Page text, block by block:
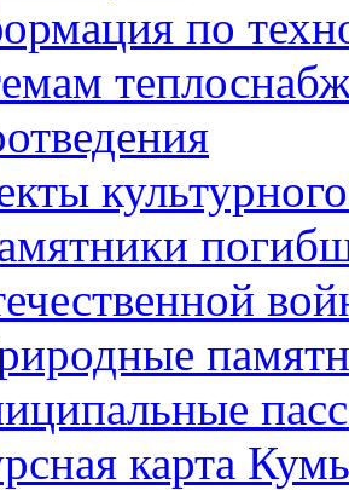
по
карта